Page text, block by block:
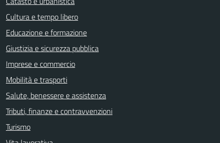
Cultura e tempo libero
Educazione e formazione
Giustizia e sicurezza pubblica
Imprese e commercio
Mobilità e trasporti
Salute, benessere e assistenza
Tributi, finanze e contravvenzioni
Turismo